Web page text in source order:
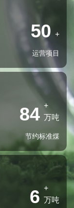
50 +
运营项目
84 +
万吨
节约标准煤
6 +
万吨